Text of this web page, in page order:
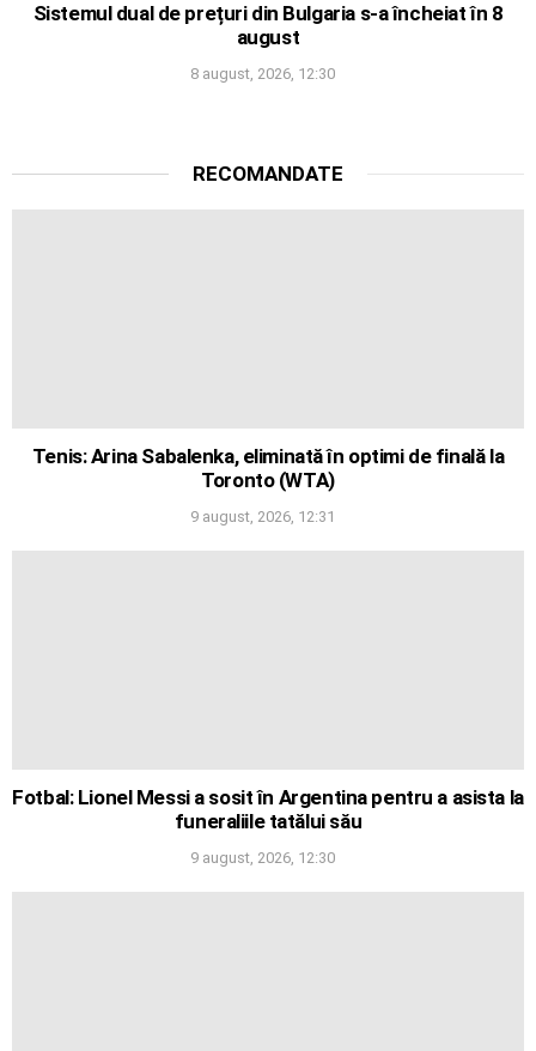
Sistemul dual de prețuri din Bulgaria s-a încheiat în 8
august
8 august, 2026, 12:30
RECOMANDATE
Tenis: Arina Sabalenka, eliminată în optimi de finală la
Toronto (WTA)
9 august, 2026, 12:31
Fotbal: Lionel Messi a sosit în Argentina pentru a asista la
funeraliile tatălui său
9 august, 2026, 12:30